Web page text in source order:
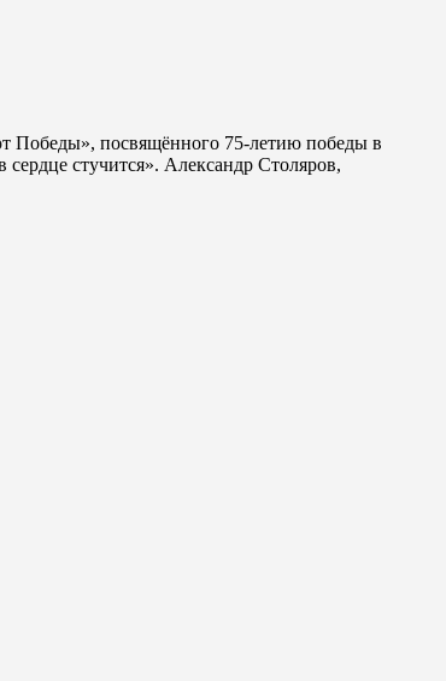
Победы», посвящённого 75-летию победы в
стучится». Александр Столяров,